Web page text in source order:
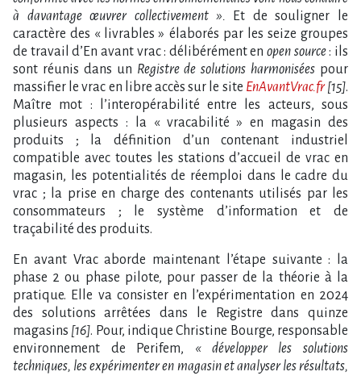
à davantage œuvrer collectivement ». Et de souligner le
caractère des « livrables » élaborés par les seize groupes
de travail d’En avant vrac : délibérément enopen source: ils
sont réunis dans un Registre de solutions harmonisées pour
massifier le vrac en libre accès sur le site EnAvantVrac.fr[15].
Maître mot : l’interopérabilité entre les acteurs, sous
plusieurs aspects : la « vracabilité » en magasin des
produits ; la définition d’un contenant industriel
compatible avec toutes les stations d’accueil de vrac en
magasin, les potentialités de réemploi dans le cadre du
vrac ; la prise en charge des contenants utilisés par les
consommateurs ; le système d’information et de
traçabilité des produits.
En avant Vrac aborde maintenant l’étape suivante : la
phase 2 ou phase pilote, pour passer de la théorie à la
pratique. Elle va consister en l’expérimentation en 2024
des solutions arrêtées dans le Registre dans quinze
magasins [16]. Pour, indique Christine Bourge, responsable
environnement de Perifem, « développer les solutions
techniques, les expérimenter en magasin et analyser les résultats,